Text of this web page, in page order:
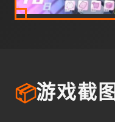
📦游戏截图